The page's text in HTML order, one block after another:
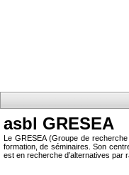
asbl GRESEA
Le GRESEA (Groupe de
formation, de séminaires. Son
est en recherche d’alternatives par